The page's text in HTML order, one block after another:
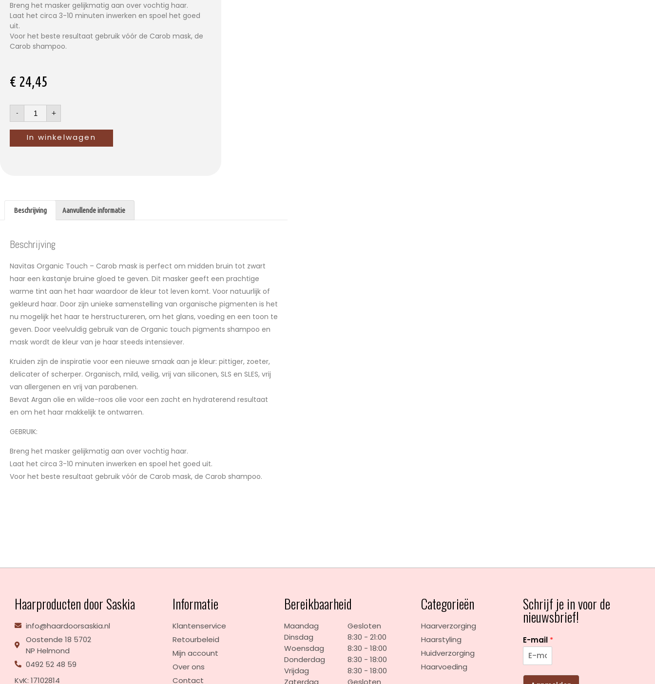
Breng het masker gelijkmatig aan over vochtig haar.
Laat het circa 3-10 minuten inwerken en spoel het goed
uit.
Voor het beste resultaat gebruik vóór de Carob mask, de
Carob shampoo.
€ 24,45
- +
In winkelwagen
Beschrijving Aanvullende informatie
Beschrijving
Navitas Organic Touch – Carob mask is perfect om midden bruin tot zwart
haar een kastanje bruine gloed te geven. Dit masker geeft een prachtige
warme tint aan het haar waardoor de kleur tot leven komt. Voor natuurlijk of
gekleurd haar. Door zijn unieke samenstelling van organische pigmenten is het
nu mogelijk het haar te herstructureren, om het glans, voeding en een toon te
geven. Door veelvuldig gebruik van de Organic touch pigments shampoo en
mask wordt de kleur van je haar steeds intensiever.
Kruiden zijn de inspiratie voor een nieuwe smaak aan je kleur: pittiger, zoeter,
delicater of scherper. Organisch, mild, veilig, vrij van siliconen, SLS en SLES, vrij
van allergenen en vrij van parabenen.
Bevat Argan olie en wilde-roos olie voor een zacht en hydraterend resultaat
en om het haar makkelijk te ontwarren.
GEBRUIK:
Breng het masker gelijkmatig aan over vochtig haar.
Laat het circa 3-10 minuten inwerken en spoel het goed uit.
Voor het beste resultaat gebruik vóór de Carob mask, de Carob shampoo.
Haarproducten door Saskia
info@haardoorsaskia.nl
Oostende 18 5702
NP Helmond
0492 52 48 59
KvK: 17102814
Informatie
Klantenservice
Retourbeleid
Mijn account
Over ons
Contact
Bereikbaarheid
Maandag
Dinsdag
Woensdag
Donderdag
Vrijdag
Zaterdag
Gesloten
8:30 - 21:00
8:30 - 18:00
8:30 - 18:00
8:30 - 18:00
Gesloten
Categorieën
Haarverzorging
Haarstyling
Huidverzorging
Haarvoeding
Schrijf je in voor de
nieuwsbrief!
E-mail *